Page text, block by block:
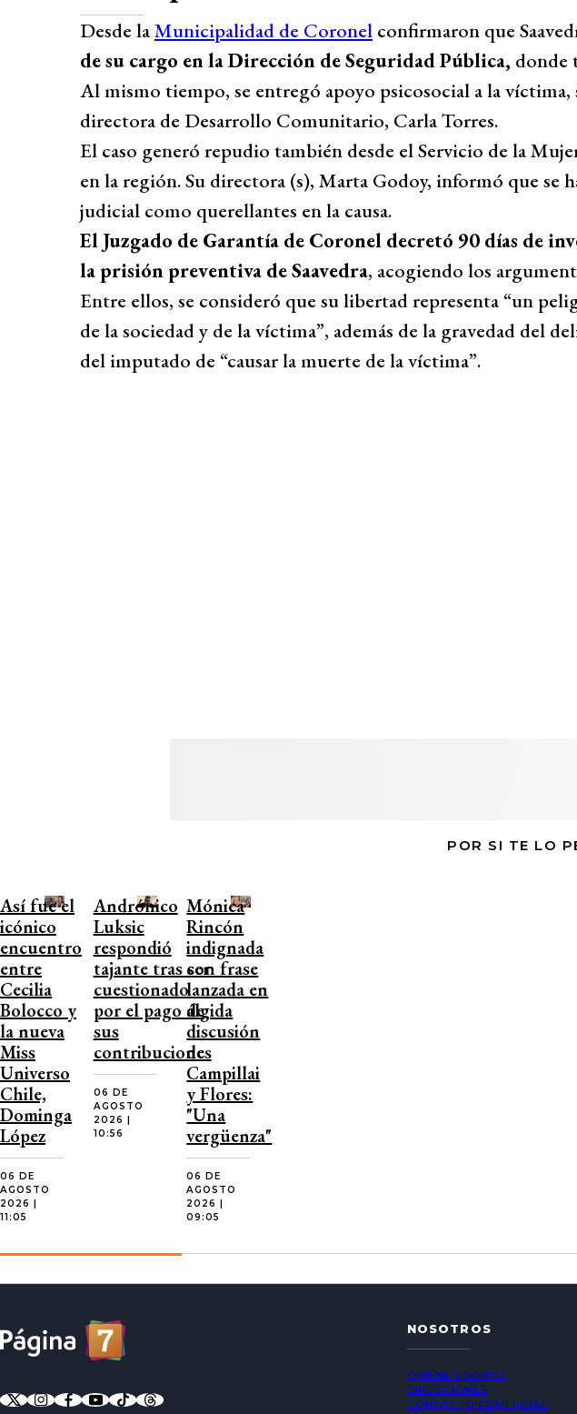
Desde laMunicipalidad de Coronel confirmaron que
de su cargo en la Dirección de Seguridad Pública, donde
Al mismo tiempo, se entregó apoyo psicosocial a la
directora de Desarrollo Comunitario, Carla Torres.
El caso generó repudio también desde el Servicio de la
en la región. Su directora (s), Marta Godoy, informó que se
judicial como querellantes en la causa.
El Juzgado de Garantía de Coronel decretó 90 días de
la prisión preventiva de Saavedra, acogiendo los
Entre ellos, se consideró que su libertad representa “un
de la sociedad y de la víctima”, además de la gravedad del
del imputado de “causar la muerte de la víctima”.
POR SI TE LO
Así fue el
icónico
encuentro
entre
Cecilia
Bolocco y
la nueva
Miss
Universo
Chile,
Dominga
López
06 DE
AGOSTO
2026 |
11:05
Andrónico
Luksic
respondió
tajante tras ser
cuestionado
por el pago de
sus
contribuciones
06 DE
AGOSTO
2026 |
10:56
Mónica
Rincón
indignada
con frase
lanzada en
álgida
discusión
de
Campillai
y Flores:
"Una
vergüenza"
06 DE
AGOSTO
2026 |
09:05
NOSOTROS
QUIÉNES SOMOS
DIRECCIONES
CONTACTO COMERCIAL